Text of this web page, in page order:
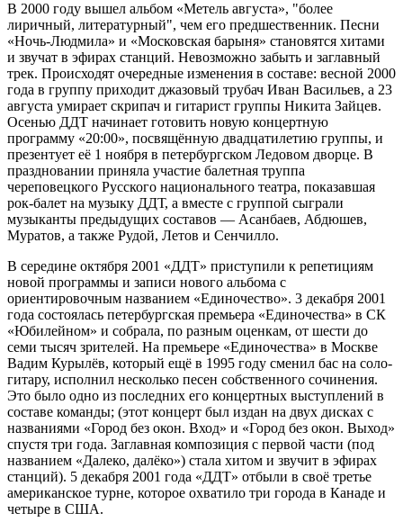
В 2000 году вышел альбом «Метель августа», "более
лиричный, литературный", чем его предшественник. Песни
«Ночь-Людмила» и «Московская барыня» становятся хитами
и звучат в эфирах станций. Невозможно забыть и заглавный
трек. Происходят очередные изменения в составе: весной 2000
года в группу приходит джазовый трубач Иван Васильев, а 23
августа умирает скрипач и гитарист группы Никита Зайцев.
Осенью ДДТ начинает готовить новую концертную
программу «20:00», посвящённую двадцатилетию группы, и
презентует её 1 ноября в петербургском Ледовом дворце. В
праздновании приняла участие балетная труппа
череповецкого Русского национального театра, показавшая
рок-балет на музыку ДДТ, а вместе с группой сыграли
музыканты предыдущих составов — Асанбаев, Абдюшев,
Муратов, а также Рудой, Летов и Сенчилло.
В середине октября 2001 «ДДТ» приступили к репетициям
новой программы и записи нового альбома с
ориентировочным названием «Единочество». 3 декабря 2001
года состоялась петербургская премьера «Единочества» в СК
«Юбилейном» и собрала, по разным оценкам, от шести до
семи тысяч зрителей. На премьере «Единочества» в Москве
Вадим Курылёв, который ещё в 1995 году сменил бас на соло-
гитару, исполнил несколько песен собственного сочинения.
Это было одно из последних его концертных выступлений в
составе команды; (этот концерт был издан на двух дисках с
названиями «Город без окон. Вход» и «Город без окон. Выход»
спустя три года. Заглавная композиция с первой части (под
названием «Далеко, далёко») стала хитом и звучит в эфирах
станций). 5 декабря 2001 года «ДДТ» отбыли в своё третье
американское турне, которое охватило три города в Канаде и
четыре в США.